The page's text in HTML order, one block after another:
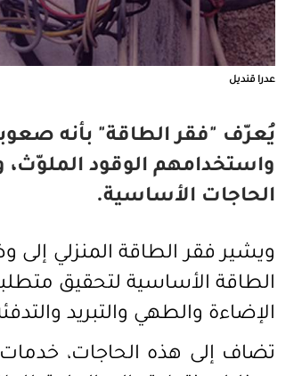
عدرا قنديل
يُعرّف "فقر الطاقة" بأنه
واستخدامهم الوقود الملوّث،
الحاجات الأساسية.
ويشير فقر الطاقة المنزلي
الطاقة الأساسية لتحقيق
الإضاءة والطهي والتبريد
تضاف إلى هذه الحاجات،